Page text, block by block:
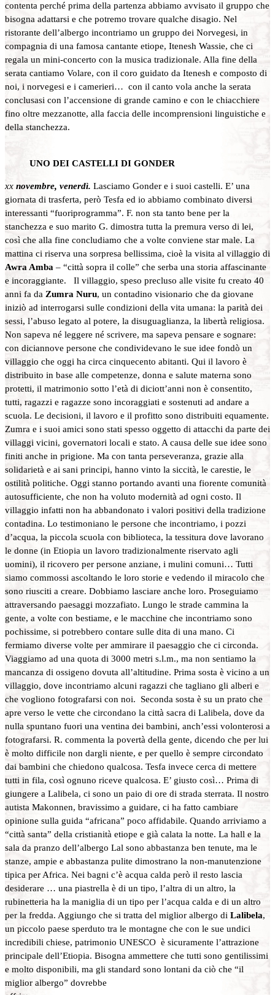
contenta perché prima della partenza abbiamo avvisato il gruppo che
bisogna adattarsi e che potremo trovare qualche disagio. Nel
ristorante dell’albergo incontriamo un gruppo dei Norvegesi, in
compagnia di una famosa cantante etiope, Itenesh Wassie, che ci
regala un mini-concerto con la musica tradizionale. Alla fine della
serata cantiamo Volare, con il coro guidato da Itenesh e composto di
noi, i norvegesi e i camerieri… con il canto vola anche la serata
conclusasi con l’accensione di grande camino e con le chiacchiere
fino oltre mezzanotte, alla faccia delle incomprensioni linguistiche e
della stanchezza.
UNO DEI CASTELLI DI GONDER
xx novembre, venerdì. Lasciamo Gonder e i suoi castelli. E’ una
giornata di trasferta, però Tesfa ed io abbiamo combinato diversi
interessanti “fuoriprogramma”. F. non sta tanto bene per la
stanchezza e suo marito G. dimostra tutta la premura verso di lei,
così che alla fine concludiamo che a volte conviene star male. La
mattina ci riserva una sorpresa bellissima, cioè la visita al villaggio di
Awra Amba – “città sopra il colle” che serba una storia affascinante
e incoraggiante. Il villaggio, speso precluso alle visite fu creato 40
anni fa da Zumra Nuru, un contadino visionario che da giovane
iniziò ad interrogarsi sulle condizioni della vita umana: la parità dei
sessi, l’abuso legato al potere, la disuguaglianza, la libertà religiosa.
Non sapeva né leggere né scrivere, ma sapeva pensare e sognare:
con diciannove persone che condividevano le sue idee fondò un
villaggio che oggi ha circa cinquecento abitanti. Qui il lavoro è
distribuito in base alle competenze, donna e salute materna sono
protetti, il matrimonio sotto l’età di diciott’anni non è consentito,
tutti, ragazzi e ragazze sono incoraggiati e sostenuti ad andare a
scuola. Le decisioni, il lavoro e il profitto sono distribuiti equamente.
Zumra e i suoi amici sono stati spesso oggetto di attacchi da parte dei
villaggi vicini, governatori locali e stato. A causa delle sue idee sono
finiti anche in prigione. Ma con tanta perseveranza, grazie alla
solidarietà e ai sani principi, hanno vinto la siccità, le carestie, le
ostilità politiche. Oggi stanno portando avanti una fiorente comunità
autosufficiente, che non ha voluto modernità ad ogni costo. Il
villaggio infatti non ha abbandonato i valori positivi della tradizione
contadina. Lo testimoniano le persone che incontriamo, i pozzi
d’acqua, la piccola scuola con biblioteca, la tessitura dove lavorano
le donne (in Etiopia un lavoro tradizionalmente riservato agli
uomini), il ricovero per persone anziane, i mulini comuni… Tutti
siamo commossi ascoltando le loro storie e vedendo il miracolo che
sono riusciti a creare. Dobbiamo lasciare anche loro. Proseguiamo
attraversando paesaggi mozzafiato. Lungo le strade cammina la
gente, a volte con bestiame, e le macchine che incontriamo sono
pochissime, si potrebbero contare sulle dita di una mano. Ci
fermiamo diverse volte per ammirare il paesaggio che ci circonda.
Viaggiamo ad una quota di 3000 metri s.l.m., ma non sentiamo la
mancanza di ossigeno dovuta all’altitudine. Prima sosta è vicino a un
villaggio, dove incontriamo alcuni ragazzi che tagliano gli alberi e
che vogliono fotografarsi con noi. Seconda sosta è su un prato che
apre verso le vette che circondano la città sacra di Lalibela, dove da
nulla spuntano fuori una ventina dei bambini, anch’essi volonterosi a
fotografarsi. R. commenta la povertà della gente, dicendo che per lui
è molto difficile non dargli niente, e per quello è sempre circondato
dai bambini che chiedono qualcosa. Tesfa invece cerca di mettere
tutti in fila, così ognuno riceve qualcosa. E’ giusto così… Prima di
giungere a Lalibela, ci sono un paio di ore di strada sterrata. Il nostro
autista Makonnen, bravissimo a guidare, ci ha fatto cambiare
opinione sulla guida “africana” poco affidabile. Quando arriviamo a
“città santa” della cristianità etiope e già calata la notte. La hall e la
sala da pranzo dell’albergo Lal sono abbastanza ben tenute, ma le
stanze, ampie e abbastanza pulite dimostrano la non-manutenzione
tipica per Africa. Nei bagni c’è acqua calda però il resto lascia
desiderare … una piastrella è di un tipo, l’altra di un altro, la
rubinetteria ha la maniglia di un tipo per l’acqua calda e di un altro
per la fredda. Aggiungo che si tratta del miglior albergo di Lalibela,
un piccolo paese sperduto tra le montagne che con le sue undici
incredibili chiese, patrimonio UNESCO è sicuramente l’attrazione
principale dell’Etiopia. Bisogna ammettere che tutti sono gentilissimi
e molto disponibili, ma gli standard sono lontani da ciò che “il
miglior albergo” dovrebbe